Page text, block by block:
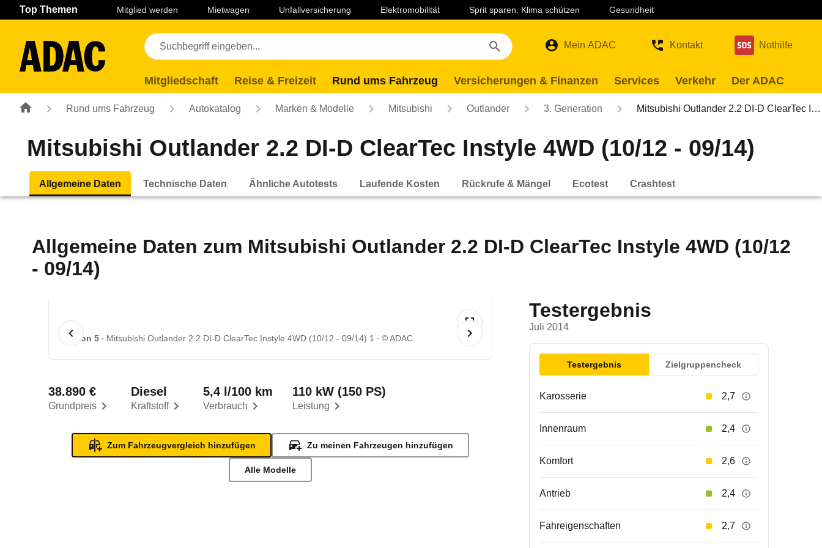
Navigation Seiteninhalt Fußzeile
Top Themen Mitglied werden Mietwagen Unfallversicherung Elektromobilität Sprit sparen. Klima schützen Gesundheit
Mein ADAC Kontakt Nothilfe
Mitgliedschaft Reise & Freizeit Rund ums Fahrzeug Versicherungen & Finanzen Services Verkehr Der ADAC
Rund ums Fahrzeug Autokatalog Marken & Modelle Mitsubishi Outlander 3. Generation Mitsubishi Outlander 2.2 DI-D ClearTec I…
Mitsubishi Outlander 2.2 DI-D ClearTec Instyle 4WD (10/12 - 09/14)
Allgemeine Daten Technische Daten Ähnliche Autotests Laufende Kosten Rückrufe & Mängel Ecotest Crashtest
Allgemeine Daten zum Mitsubishi Outlander 2.2 DI-D ClearTec Instyle 4WD (10/12
- 09/14)
1 von 5 Mitsubishi Outlander 2.2 DI-D ClearTec Instyle 4WD (10/12 - 09/14) 1 © ADAC
Grundpreis
38.890 €
Kraftstoff
Diesel
Verbrauch
5,4 l/100 km
Leistung
110 kW (150 PS)
Zum Fahrzeugvergleich hinzufügen Zu meinen Fahrzeugen hinzufügen
Alle Modelle
Testergebnis
Juli 2014
Testergebnis Zielgruppencheck
Karosserie 2,7
Innenraum 2,4
Komfort 2,6
Antrieb 2,4
Fahreigenschaften 2,7